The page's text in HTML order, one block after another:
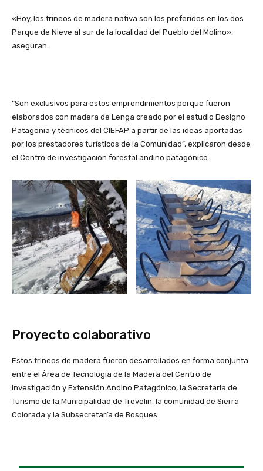
«Hoy, los trineos de madera nativa son los preferidos en los dos
Parque de Nieve al sur de la localidad del Pueblo del Molino»,
aseguran.
“Son exclusivos para estos emprendimientos porque fueron
elaborados con madera de Lenga creado por el estudio Designo
Patagonia y técnicos del CIEFAP a partir de las ideas aportadas
por los prestadores turísticos de la Comunidad”, explicaron desde
el Centro de investigación forestal andino patagónico.
Proyecto colaborativo
Estos trineos de madera fueron desarrollados en forma conjunta
entre el Área de Tecnología de la Madera del Centro de
Investigación y Extensión Andino Patagónico, la Secretaria de
Turismo de la Municipalidad de Trevelin, la comunidad de Sierra
Colorada y la Subsecretaría de Bosques.